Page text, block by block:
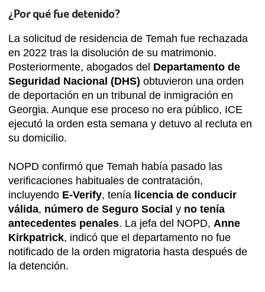
¿Por qué fue detenido?
La solicitud de residencia de Temah fue rechazada
en 2022 tras la disolución de su matrimonio.
Posteriormente, abogados del Departamento de
Seguridad Nacional (DHS) obtuvieron una orden
de deportación en un tribunal de inmigración en
Georgia. Aunque ese proceso no era público, ICE
ejecutó la orden esta semana y detuvo al recluta en
su domicilio.
NOPD confirmó que Temah había pasado las
verificaciones habituales de contratación,
incluyendo E-Verify, tenía licencia de conducir
válida, número de Seguro Social y no tenía
antecedentes penales. La jefa del NOPD, Anne
Kirkpatrick, indicó que el departamento no fue
notificado de la orden migratoria hasta después de
la detención.